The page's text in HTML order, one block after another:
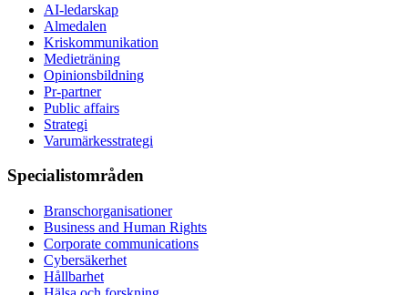
AI-ledarskap
Almedalen
Kris­kommunikation
Medieträning
Opinionsbildning
Pr-partner
Public affairs
Strategi
Varumärkesstrategi
Specialistområden
Branschorganisationer
Business and Human Rights
Corporate communications
Cybersäkerhet
Hållbarhet